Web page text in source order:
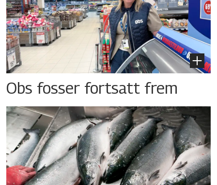
Obs fosser fortsatt frem